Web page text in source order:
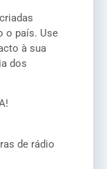
o país. Use
à sua
dos
de rádio